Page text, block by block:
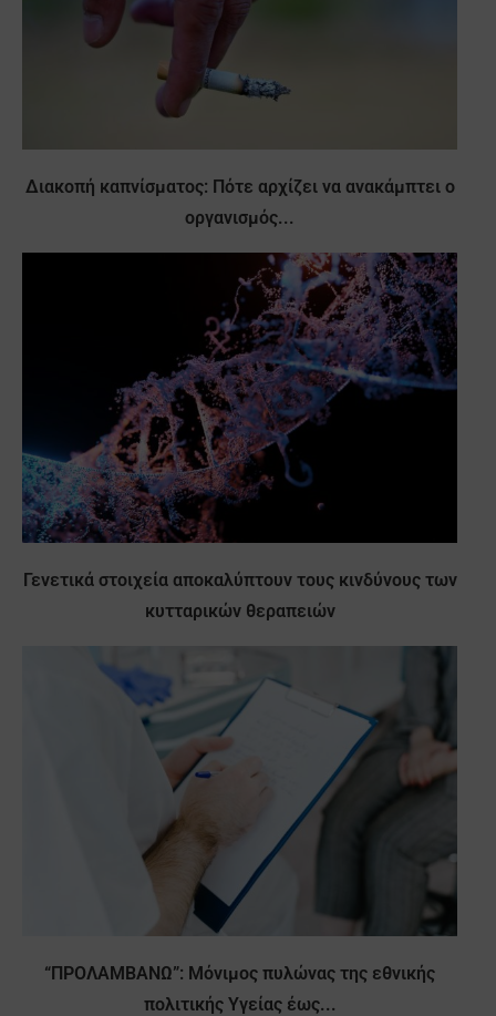
Διακοπή καπνίσματος: Πότε αρχίζει να ανακάμπτει ο
οργανισμός...
Γενετικά στοιχεία αποκαλύπτουν τους κινδύνους των
κυτταρικών θεραπειών
“ΠΡΟΛΑΜΒΑΝΩ”: Μόνιμος πυλώνας της εθνικής
πολιτικής Υγείας έως...